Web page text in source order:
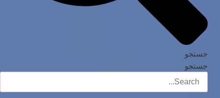
جستجو
جستجو